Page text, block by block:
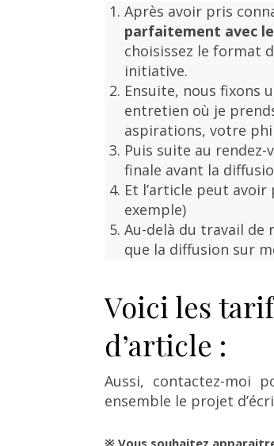
Après avoir pris
parfaitement avec
choisissez le format
initiative.
Ensuite, nous fixons
entretien où je
aspirations, votre
Puis suite au
finale avant la
Et l’article peut
exemple)
Au-delà du travail de
que la diffusion sur
Voici les
d’article :
Aussi, contactez-moi
ensemble le projet
※ Vous souhaitez